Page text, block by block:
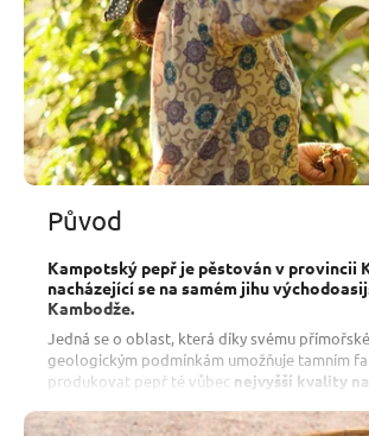
Původ
Kampotský pepř je pěstován v provincii
nacházející se na samém jihu
Kambodže.
Jedná se o oblast, která díky svému
geologickým podmínkám umožňuje tamním
produkovat pepř té vůbec nejvyšší kvality
podobně jako francouzské šampaňské.